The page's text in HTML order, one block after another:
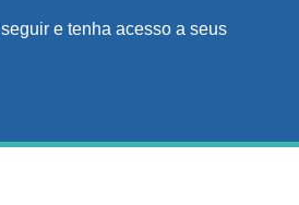
e tenha acesso a seus